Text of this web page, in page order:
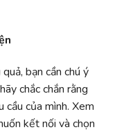
bạn cần chú ý
chắc chắn rằng
cầu của mình. Xem
kết nối và chọn